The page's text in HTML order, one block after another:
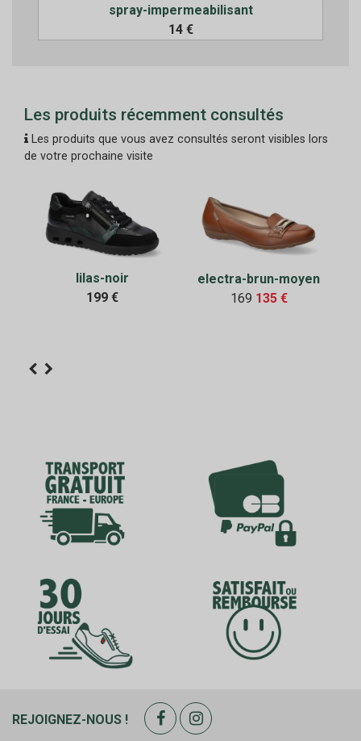
spray-impermeabilisant
14 €
Les produits récemment consultés
Les produits que vous avez consultés seront visibles lors
de votre prochaine visite
lilas-noir
199 €
electra-brun-moyen
169 135 €
REJOIGNEZ-NOUS !